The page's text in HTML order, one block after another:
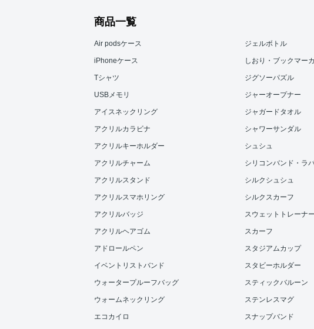
商品一覧
Air podsケース
iPhoneケース
Tシャツ
USBメモリ
アイスネックリング
アクリルカラビナ
アクリルキーホルダー
アクリルチャーム
アクリルスタンド
アクリルスマホリング
アクリルバッジ
アクリルヘアゴム
アドロールペン
イベントリストバンド
ウォータープルーフバッグ
ウォームネックリング
エコカイロ
ジェルボトル
しおり・ブックマー
ジグソーパズル
ジャーオープナー
ジャガードタオル
シャワーサンダル
シュシュ
シリコンバンド・ラ
シルクシュシュ
シルクスカーフ
スウェットトレーナー
スカーフ
スタジアムカップ
スタビーホルダー
スティックバルーン
ステンレスマグ
スナップバンド